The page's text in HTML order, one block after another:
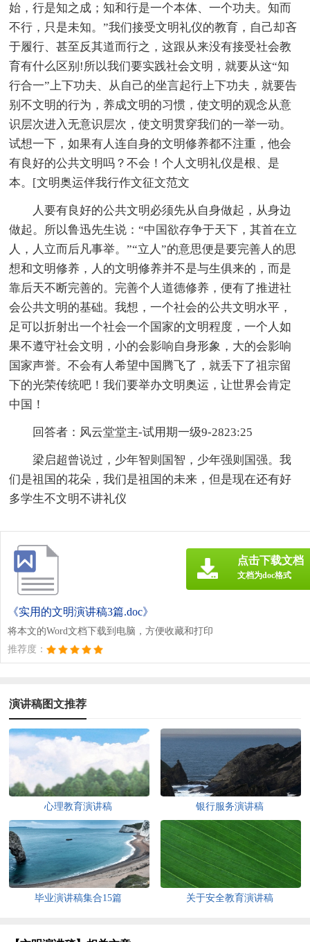
始，行是知之成；知和行是一个本体、一个功夫。知而
不行，只是未知。”我们接受文明礼仪的教育，自己却吝
于履行、甚至反其道而行之，这跟从来没有接受社会教
育有什么区别!所以我们要实践社会文明，就要从这“知
行合一”上下功夫、从自己的坐言起行上下功夫，就要告
别不文明的行为，养成文明的习惯，使文明的观念从意
识层次进入无意识层次，使文明贯穿我们的一举一动。
试想一下，如果有人连自身的文明修养都不注重，他会
有良好的公共文明吗？不会！个人文明礼仪是根、是
本。[文明奥运伴我行作文征文范文
人要有良好的公共文明必须先从自身做起，从身边
做起。所以鲁迅先生说：“中国欲存争于天下，其首在立
人，人立而后凡事举。”“立人”的意思便是要完善人的思
想和文明修养，人的文明修养并不是与生俱来的，而是
靠后天不断完善的。完善个人道德修养，便有了推进社
会公共文明的基础。我想，一个社会的公共文明水平，
足可以折射出一个社会一个国家的文明程度，一个人如
果不遵守社会文明，小的会影响自身形象，大的会影响
国家声誉。不会有人希望中国腾飞了，就丢下了祖宗留
下的光荣传统吧！我们要举办文明奥运，让世界会肯定
中国！
回答者：风云堂堂主-试用期一级9-2823:25
梁启超曾说过，少年智则国智，少年强则国强。我
们是祖国的花朵，我们是祖国的未来，但是现在还有好
多学生不文明不讲礼仪
《实用的文明演讲稿3篇.doc》
将本文的Word文档下载到电脑，方便收藏和打印
推荐度：
点击下载文档
文档为doc格式
演讲稿图文推荐
心理教育演讲稿 银行服务演讲稿
毕业演讲稿集合15篇 关于安全教育演讲稿